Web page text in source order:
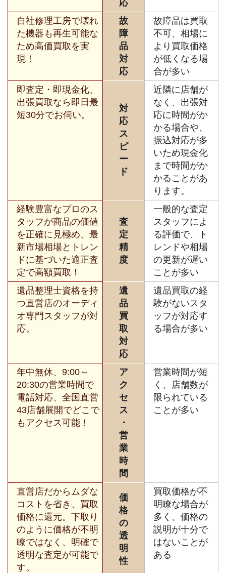
応
自社修理工房で壊れ
た機器も再生可能な
ため高価買取を実
現！
故
障
品
対
応
故障品は買取
不可、相場に
より買取価格
が低くなる場
合が多い
即査定・即現金化、
出張買取なら即日最
短30分でお伺い。
対
応
ス
ピ
ー
ド
近隣に店舗が
なく、出張対
応に時間がか
かる場合や、
振込対応が多
いため現金化
まで時間がか
かることがあ
ります。
経験豊富なプロのス
タッフが商品の価値
を正確に見極め、最
新市場相場とトレン
ドに基づいた適正査
定で高額買取！
査
定
精
度
一般的な査定
スタッフによ
る評価で、ト
レンドや相場
の更新が遅い
ことが多い
遺品整理士資格を持
つ直営店のオーディ
オ専門スタッフが対
応。
遺
品
買
取
対
応
遺品買取の経
験がないスタ
ッフが対応す
る場合が多い
年中無休、9:00～
20:30の営業時間で
電話対応、全国直営
43店舗展開でどこで
もアクセス可能！
ア
ク
セ
ス
・
営
業
時
間
営業時間が短
く、店舗数が
限られている
ことが多い
直営店だからムダな
コストを省き、買取
価格に還元。下取り
のように価格が不明
瞭ではなく、明確で
透明な査定が可能で
す。
価
格
の
透
明
性
買取価格が不
明瞭な場合が
多く、価格の
説明が十分で
はないことが
ある